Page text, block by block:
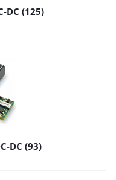
DC (125)
DC (93)